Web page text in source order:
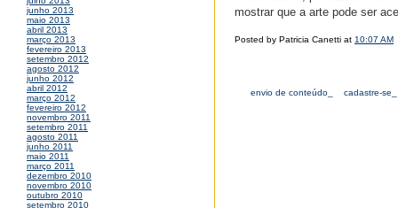
junho 2013
maio 2013
abril 2013
março 2013
fevereiro 2013
setembro 2012
agosto 2012
junho 2012
abril 2012
março 2012
fevereiro 2012
novembro 2011
setembro 2011
agosto 2011
junho 2011
maio 2011
março 2011
dezembro 2010
novembro 2010
outubro 2010
setembro 2010
mostrar que a arte pode ser
Posted by Patricia Canetti at 10:07 AM
envio de conteúdo_ cadastre-se_